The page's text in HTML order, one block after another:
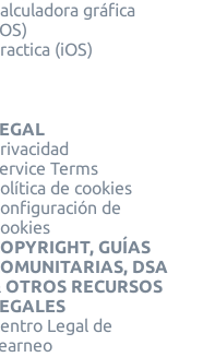
gráfica
(iOS)
Terms
de cookies
de
GUÍAS
DSA
OTROS RECURSOS
Legal de